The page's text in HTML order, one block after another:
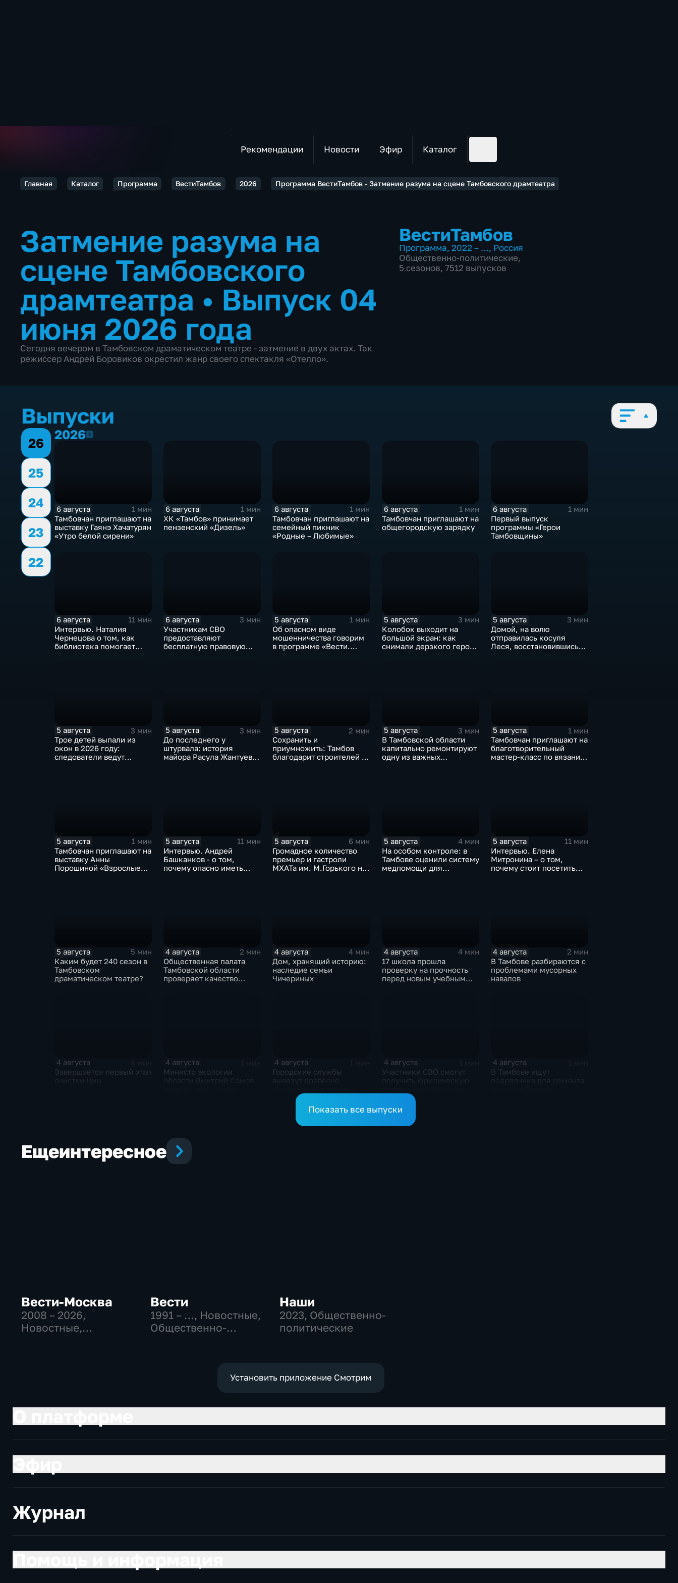
Рекомендации Новости Эфир Каталог
Главная Каталог Программа ВестиТамбов 2026 Программа ВестиТамбов - Затмение разума на сцене Тамбовского драмтеатра
Затмение разума на
сцене Тамбовского
драмтеатра • Выпуск 04
июня 2026 года
Сегодня вечером в Тамбовском драматическом театре - затмение в двух актах. Так
режиссер Андрей Боровиков окрестил жанр своего спектакля «Отелло».
ВестиТамбов
Программа, 2022 – …, Россия
Общественно-политические,
5 сезонов, 7512 выпусков
Выпуски
26
25
24
23
22
20262026
6 августа
1 мин
Тамбовчан приглашают на
выставку Гаянэ Хачатурян
«Утро белой сирени»
6 августа
1 мин
ХК «Тамбов» принимает
пензенский «Дизель»
6 августа
1 мин
Тамбовчан приглашают на
семейный пикник
«Родные – Любимые»
6 августа
1 мин
Тамбовчан приглашают на
общегородскую зарядку
6 августа
1 мин
Первый выпуск
программы «Герои
Тамбовщины»
6 августа
11 мин
Интервью. Наталия
Чернецова о том, как
библиотека помогает
6 августа
3 мин
Участникам СВО
предоставляют
бесплатную правовую
5 августа
1 мин
Об опасном виде
мошенничества говорим
в программе «Вести.
5 августа
3 мин
Колобок выходит на
большой экран: как
снимали дерзкого героя
5 августа
3 мин
Домой, на волю
отправилась косуля
Леся, восстановившись
5 августа
3 мин
Трое детей выпали из
окон в 2026 году:
следователи ведут
5 августа
3 мин
До последнего у
штурвала: история
майора Расула Жантуева,
5 августа
2 мин
Сохранить и
приумножить: Тамбов
благодарит строителей за
5 августа
3 мин
В Тамбовской области
капитально ремонтируют
одну из важных
5 августа
1 мин
Тамбовчан приглашают на
благотворительный
мастер-класс по вязанию
5 августа
1 мин
Тамбовчан приглашают на
выставку Анны
Порошиной «Взрослые
5 августа
11 мин
Интервью. Андрей
Башканков - о том,
почему опасно иметь
5 августа
6 мин
Громадное количество
премьер и гастроли
МХАТа им. М.Горького на
5 августа
4 мин
На особом контроле: в
Тамбове оценили систему
медпомощи для
5 августа
11 мин
Интервью. Елена
Митронина – о том,
почему стоит посетить
5 августа
5 мин
Каким будет 240 сезон в
Тамбовском
драматическом театре?
4 августа
2 мин
Общественная палата
Тамбовской области
проверяет качество
4 августа
4 мин
Дом, хранящий историю:
наследие семьи
Чичериных
4 августа
4 мин
17 школа прошла
проверку на прочность
перед новым учебным
4 августа
2 мин
В Тамбове разбираются с
проблемами мусорных
навалов
4 августа
Завершается первый этап
4 августа
Министр экологии
4 августа
Городские службы
4 августа
Участники СВО смогут
своих округах
4 августа
В Тамбове ищут
Показать все выпуски
Ещеинтересное
Вести-Москва
2008 – 2026,
Новостные,
Вести
1991 – …, Новостные,
Общественно-
Наши
2023, Общественно-
политические
Установить приложение Смотрим
Журнал